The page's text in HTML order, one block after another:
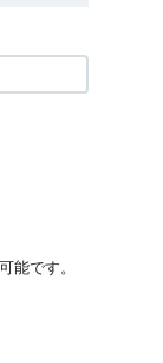
能です。